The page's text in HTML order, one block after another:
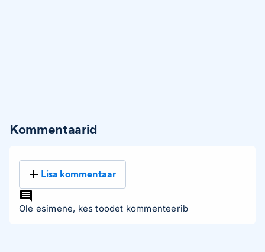
Kommentaarid
Lisa kommentaar
Ole esimene, kes toodet kommenteerib